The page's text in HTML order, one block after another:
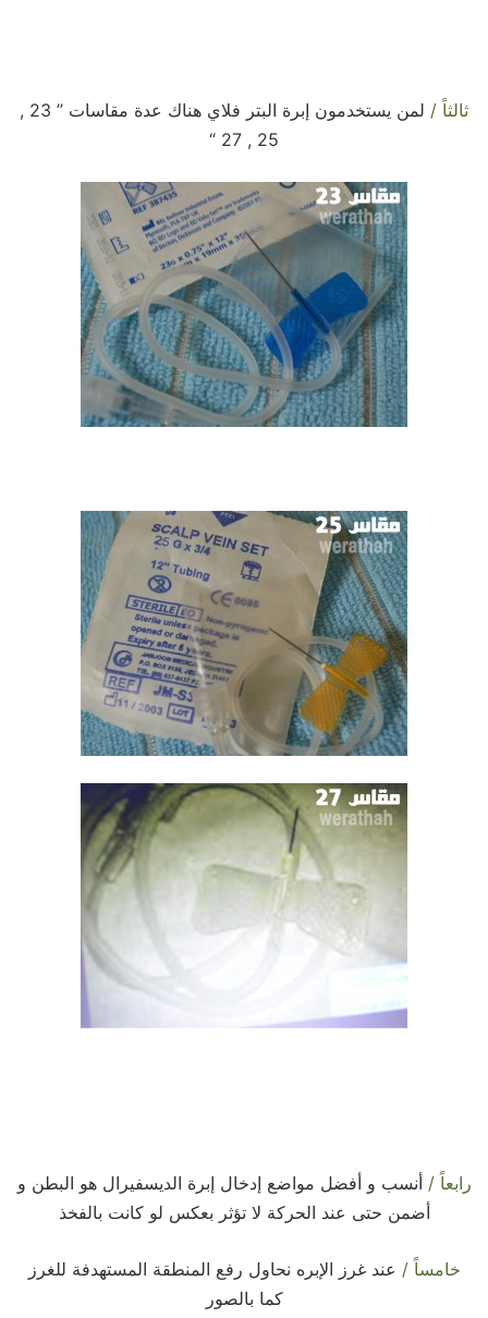
ثالثاً /
لمن يستخدمون إبرة البتر فلاي هناك عدة مقاسات ” 23 ,
25 , 27 “
رابعاً / أنسب و أفضل مواضع إدخال إبرة الديسفيرال هو البطن و
أضمن حتى عند الحركة لا تؤثر بعكس لو كانت بالفخذ
خامساً / عند غرز الإبره نحاول رفع المنطقة المستهدفة للغرز
كما بالصور